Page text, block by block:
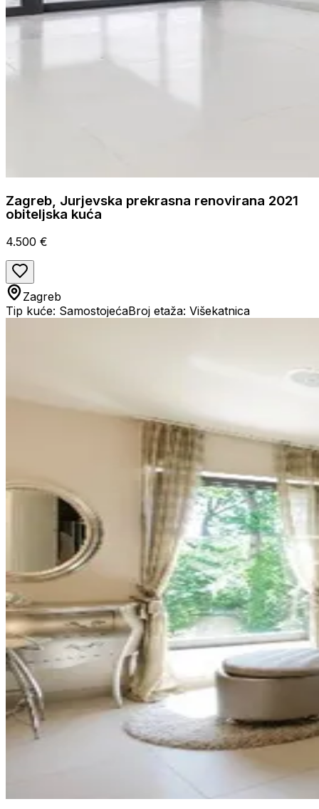
Zagreb, Jurjevska prekrasna renovirana 2021
obiteljska kuća
4.500 €
Zagreb
Tip kuće: SamostojećaBroj etaža: Višekatnica